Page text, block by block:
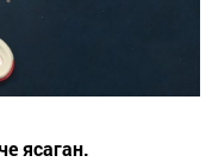
ясаган.